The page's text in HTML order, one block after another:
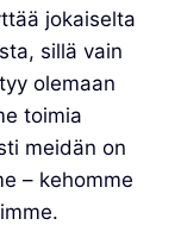
jokaiselta
sillä vain
olemaan
toimia
meidän on
– kehomme